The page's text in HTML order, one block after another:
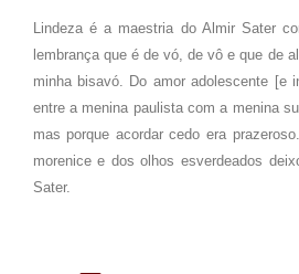
Lindeza é a maestria do Almir Sater
lembrança que é de vó, de vô e que de
minha bisavó. Do amor adolescente [e
entre a menina paulista com a menina
mas porque acordar cedo era
morenice e dos olhos esverdeados
Sater.